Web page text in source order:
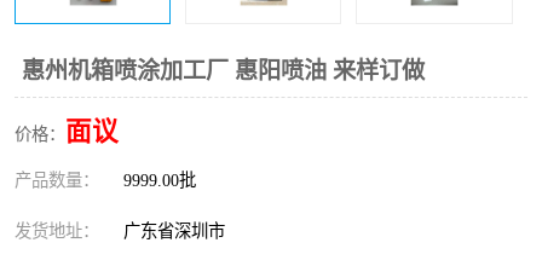
惠州机箱喷涂加工厂 惠阳喷油 来样订做
价格： 面议
产品数量： 9999.00批
发货地址： 广东省深圳市